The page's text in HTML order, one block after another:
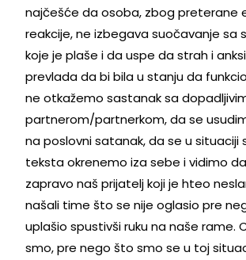
najčešće da osoba, zbog preterane
reakcije, ne izbegava suočavanje sa
koje je plaše i da uspe da strah i
prevlada da bi bila u stanju da
ne otkažemo sastanak sa
partnerom/partnerkom, da se
na poslovni satanak, da se u situaciji
teksta okrenemo iza sebe i vidimo
zapravo naš prijatelj koji je hteo
našali time što se nije oglasio pre
uplašio spustivši ruku na naše rame.
smo, pre nego što smo se u toj